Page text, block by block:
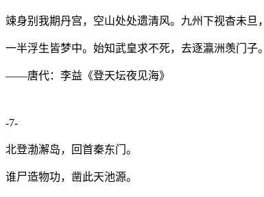
竦身别我期丹宫，空山处处遗清风。九州下视杳未旦，
一半浮生皆梦中。始知武皇求不死，去逐瀛洲羡门子。
——唐代：李益《登天坛夜见海》
-7-
北登渤澥岛，回首秦东门。
谁尸造物功，凿此天池源。